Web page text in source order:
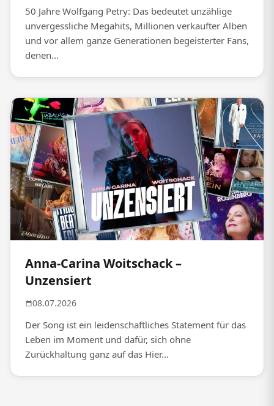
50 Jahre Wolfgang Petry: Das bedeutet unzählige
unvergessliche Megahits, Millionen verkaufter Alben
und vor allem ganze Generationen begeisterter Fans,
denen...
Anna-Carina Woitschack –
Unzensiert
08.07.2026
Der Song ist ein leidenschaftliches Statement für das
Leben im Moment und dafür, sich ohne
Zurückhaltung ganz auf das Hier...